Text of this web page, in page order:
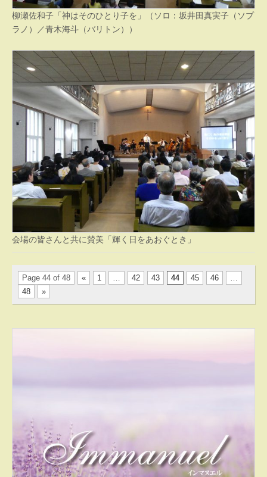
柳瀬佐和子「神はそのひとり子を」（ソロ：坂井田真実子（ソプ
ラノ）／青木海斗（バリトン））
会場の皆さんと共に賛美「輝く日をあおぐとき」
Page 44 of 48 « 1 42 43 44 45 46
48
»